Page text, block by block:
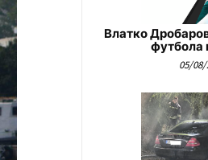
Влатко
футбола
05/08/